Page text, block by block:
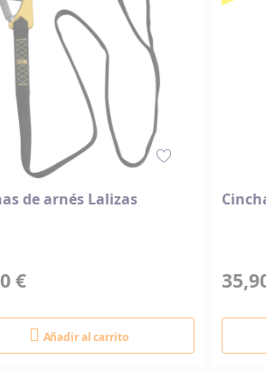
de arnés Lalizas
€
Añadir al carrito